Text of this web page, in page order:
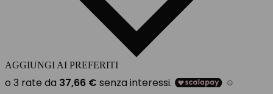
AGGIUNGI AI PREFERITI